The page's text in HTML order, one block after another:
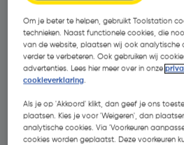
Om je beter te helpen, gebruikt Toolstation
technieken. Naast functionele cookies, die
van de website, plaatsen wij ook analytische
verder te verbeteren. Ook gebruiken wij
advertenties. Lees hier meer over in onze
cookieverklaring.
Als je op 'Akkoord' klikt, dan geef je ons
plaatsen. Kies je voor 'Weigeren', dan
analytische cookies. Via 'Voorkeuren
cookies worden geplaatst. Deze voorkeuren